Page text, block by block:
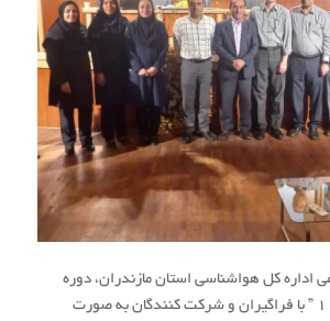
اداره کل هواشناسی استان مازندران، دوره
آموزشی ” آب شناسی ۱ ” با فراگیران و شرکت کنندگان به صورت